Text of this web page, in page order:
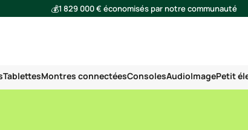
💰1 829 000 € économisés par notre communauté
TablettesMontres connectéesConsolesAudioImagePetit